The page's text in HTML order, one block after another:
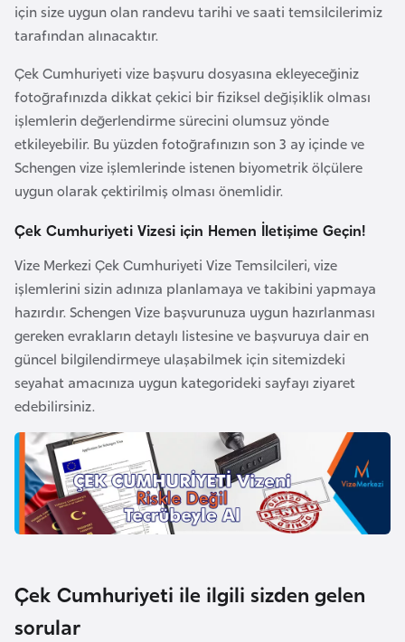
için size uygun olan randevu tarihi ve saati temsilcilerimiz
tarafından alınacaktır.
Çek Cumhuriyeti vize başvuru dosyasına ekleyeceğiniz
fotoğrafınızda dikkat çekici bir fiziksel değişiklik olması
işlemlerin değerlendirme sürecini olumsuz yönde
etkileyebilir. Bu yüzden fotoğrafınızın son 3 ay içinde ve
Schengen vize işlemlerinde istenen biyometrik ölçülere
uygun olarak çektirilmiş olması önemlidir.
Çek Cumhuriyeti Vizesi için Hemen İletişime Geçin!
Vize Merkezi Çek Cumhuriyeti Vize Temsilcileri, vize
işlemlerini sizin adınıza planlamaya ve takibini yapmaya
hazırdır. Schengen Vize başvurunuza uygun hazırlanması
gereken evrakların detaylı listesine ve başvuruya dair en
güncel bilgilendirmeye ulaşabilmek için sitemizdeki
seyahat amacınıza uygun kategorideki sayfayı ziyaret
edebilirsiniz.
Çek Cumhuriyeti ile ilgili sizden gelen
sorular
E
s
t
o
n
y
a
t
i
y
o
p
y
a
F
i
l
d
i
S
a